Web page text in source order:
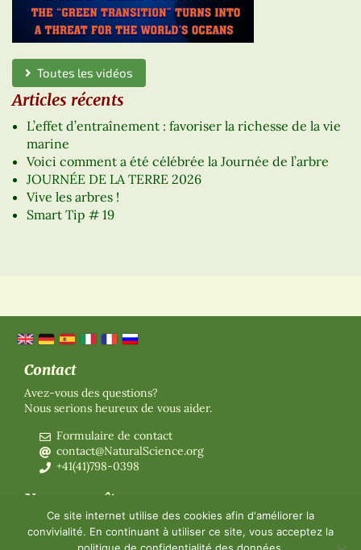
Toutes les vidéos
Articles récents
L’effet d’entraînement : favoriser la richesse de la vie
marine
Voici comment a été célébrée la Journée de l’arbre
JOURNÉE DE LA TERRE 2026
Vive les arbres !
Smart Tip # 19
Contact
Avez-vous des questions?
Nous serions heureux de vous aider.
Formulaire de contact
contact@NaturalScience.org
+41(41)798-0398
Nous connaître
Organisation
Adhésion
Ce site internet utilise des cookies afin d'améliorer la
convivialité. En continuant à utiliser ce site, vous acceptez la